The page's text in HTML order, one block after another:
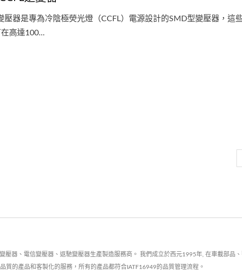
壓器是專為冷陰極熒光燈（CCFL）電源設計的SMD型變壓器，這
高達100...
器、電信變壓器、返馳變壓器生產製造服務商。 我們成立於西元1995年, 在車載部品
的產品和客製化的服務，所有的產品都符合IATF16949的品質管理流程。